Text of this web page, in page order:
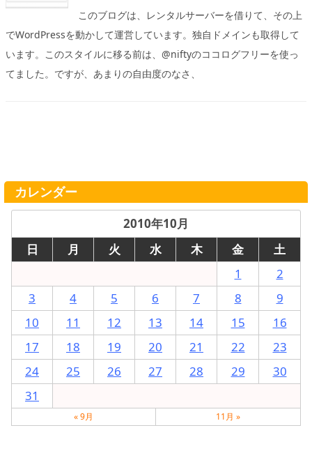
このブログは、レンタルサーバーを借りて、その上
でWordPressを動かして運営しています。独自ドメインも取得して
います。このスタイルに移る前は、@niftyのココログフリーを使っ
てました。ですが、あまりの自由度のなさ、
カレンダー
2010年10月
日
月 火 水 木 金
土
1
2
3
4 5 6 7 8
9
10
11 12 13 14 15
16
17
18 19 20 21 22
23
24
25 26 27 28 29
30
31
« 9月 11月 »